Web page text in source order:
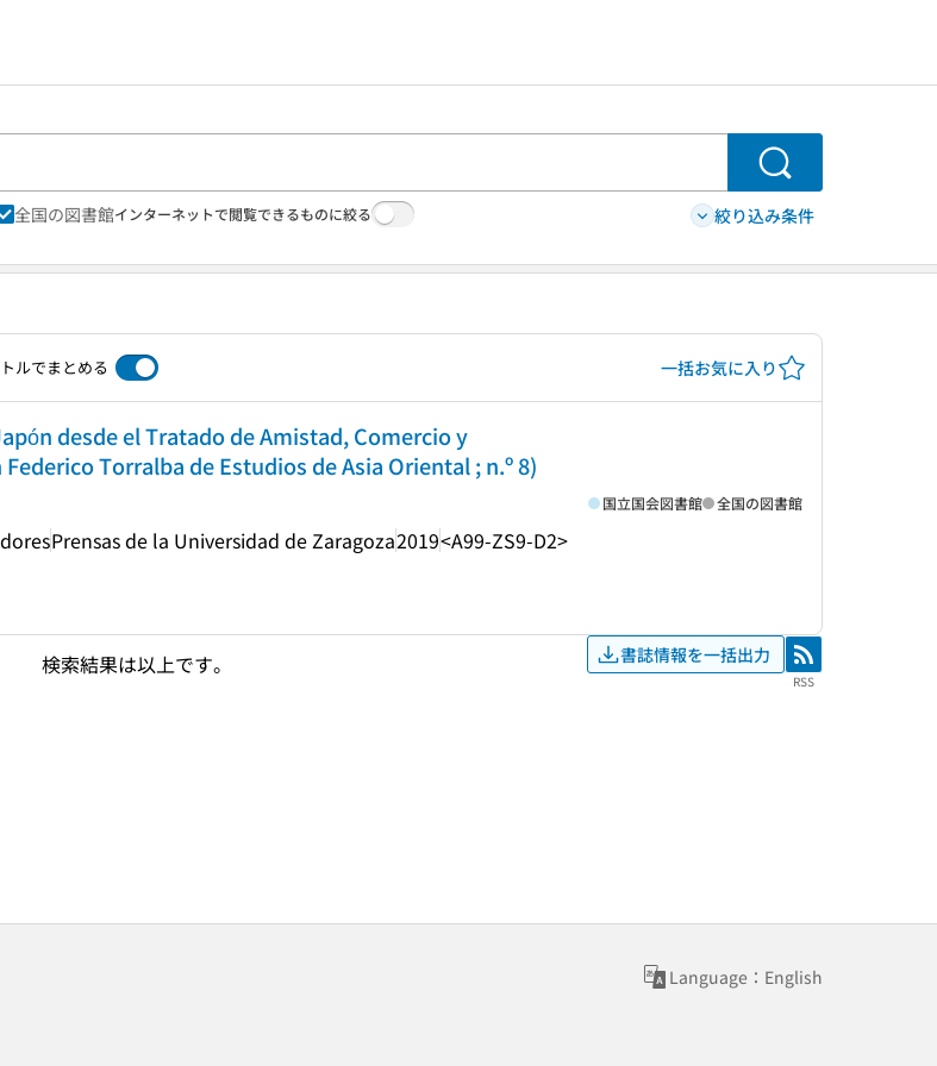
検索
全国の図書館インターネットで閲覧できるものに絞る 絞り込み条件
ルでまとめる 一括お気に入り
desde el Tratado de Amistad, Comercio y
Torralba de Estudios de Asia Oriental ; n.º 8)
Prensas de la Universidad de Zaragoza2019<A99-ZS9-D2>
国立国会図書館 全国の図書館
検索結果は以上です。 書誌情報を一括出力 RSS
RSS
Language：English